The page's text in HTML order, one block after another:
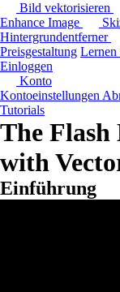
Bild vektorisieren
Enhance Image
Hintergrundentferner
Preisgestaltung Lernen
Einloggen
Konto
Kontoeinstellungen
Tutorials
The Flash
with
Einführung